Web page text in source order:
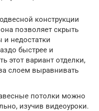
конструкции
позволяет скрыть
недостатки
быстрее и
этот вариант отделки,
слоем выравнивать
потолки можно
изучив видеоуроки.